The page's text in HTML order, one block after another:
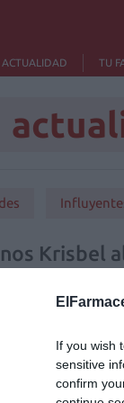
If you wish
sensitive
confirm
ACTUALIDAD TU
Krisbel
25/03/2011
el
25/03/2011